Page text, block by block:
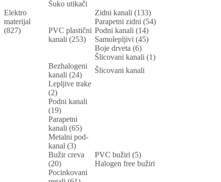
Elektro
materijal
(827)
Šuko utikači
PVC plastični
kanali (253)
Zidni kanali (133)
Parapetni zidni (54)
Podni kanali (14)
Samolepljivi (45)
Boje drveta (6)
Šlicovani kanali (1)
Bezhalogeni
kanali (24)
Šlicovani kanali
Lepljive trake
(2)
Podni kanali
(19)
Parapetni
kanali (65)
Metalni pod-
kanal (3)
Bužir creva
(20)
PVC bužiri (5)
Halogen free bužiri
Pocinkovani